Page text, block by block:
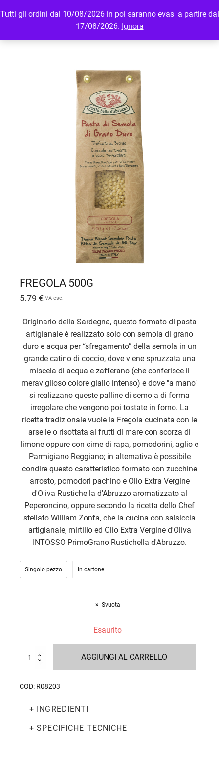
Tutti gli ordini dal 10/08/2026 in poi saranno evasi a partire dal
17/08/2026. Ignora
MENU LOGIN
FREGOLA 500G
5.79 €IVA esc.
Originario della Sardegna, questo formato di pasta
artigianale è realizzato solo con semola di grano
duro e acqua per “sfregamento” della semola in un
grande catino di coccio, dove viene spruzzata una
miscela di acqua e zafferano (che conferisce il
meraviglioso colore giallo intenso) e dove "a mano"
si realizzano queste palline di semola di forma
irregolare che vengono poi tostate in forno. La
ricetta tradizionale vuole la Fregola cucinata con le
arselle o risottata ai frutti di mare con scorza di
limone oppure con cime di rapa, pomodorini, aglio e
Parmigiano Reggiano; in alternativa è possibile
condire questo caratteristico formato con zucchine
arrosto, pomodori pachino e Olio Extra Vergine
d'Oliva Rustichella d'Abruzzo aromatizzato al
Peperoncino, oppure secondo la ricetta dello Chef
stellato William Zonfa, che la cucina con salsiccia
artigianale, mirtillo ed Olio Extra Vergine d'Oliva
INTOSSO PrimoGrano Rustichella d'Abruzzo.
Singolo pezzo In cartone
Svuota
Esaurito
500g
AGGIUNGI AL CARRELLO
COD: R08203
+ INGREDIENTI
+ SPECIFICHE TECNICHE